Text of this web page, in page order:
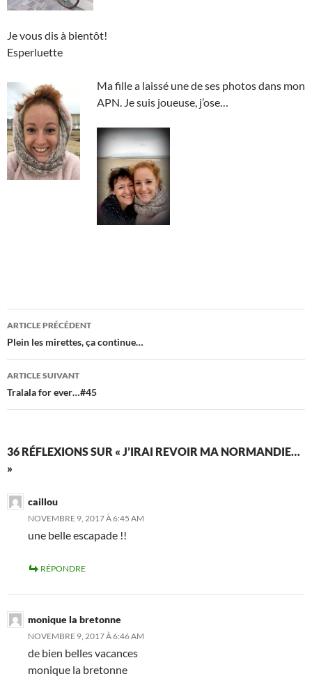
Je vous dis à bientôt!
Esperluette
Ma fille a laissé une de ses photos dans mon
APN. Je suis joueuse, j’ose…
Navigation
des
articles
ARTICLE PRÉCÉDENT
Plein les mirettes, ça continue…
ARTICLE SUIVANT
Tralala for ever…#45
36 RÉFLEXIONS SUR « J’IRAI REVOIR MA NORMANDIE…
»
caillou
NOVEMBRE 9, 2017 À 6:45 AM
une belle escapade !!
RÉPONDRE
monique la bretonne
NOVEMBRE 9, 2017 À 6:46 AM
de bien belles vacances
monique la bretonne